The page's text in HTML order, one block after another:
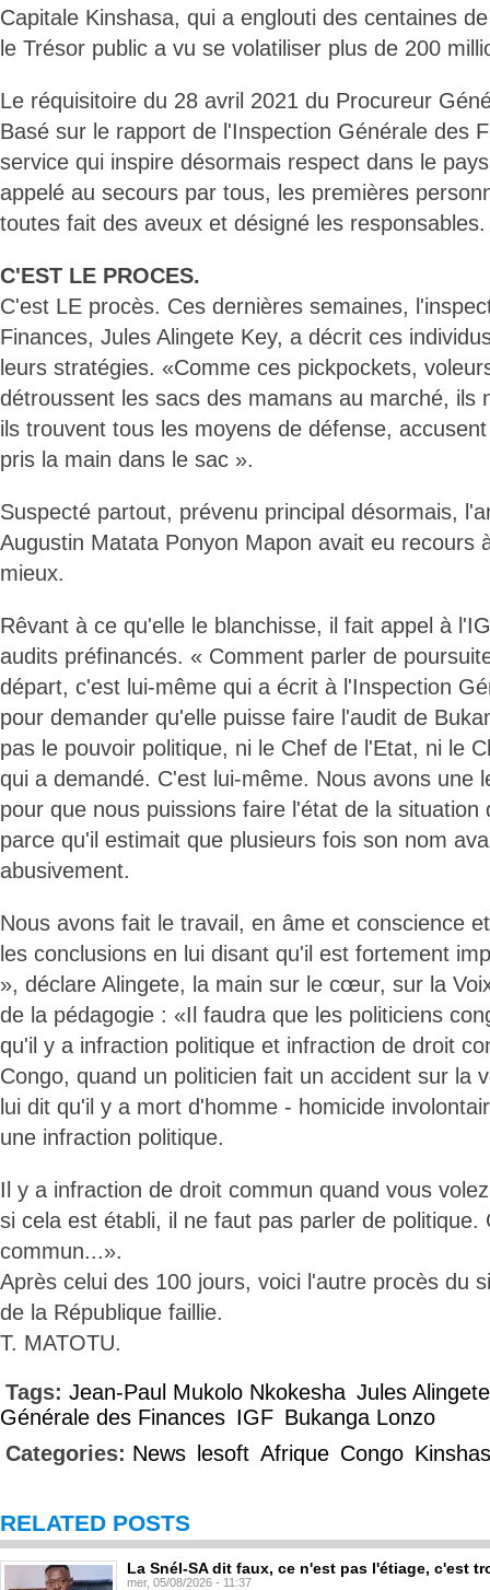
Capitale Kinshasa, qui a englouti des centaines
le Trésor public a vu se volatiliser plus de 200
Le réquisitoire du 28 avril 2021 du Procureur
Basé sur le rapport de l'Inspection Générale des
service qui inspire désormais respect dans le
appelé au secours par tous, les premières
toutes fait des aveux et désigné les responsables.
C'EST LE PROCES.
C'est LE procès. Ces dernières semaines,
Finances, Jules Alingete Key, a décrit ces
leurs stratégies. «Comme ces pickpockets,
détroussent les sacs des mamans au marché, ils
ils trouvent tous les moyens de défense,
pris la main dans le sac ».
Suspecté partout, prévenu principal désormais,
Augustin Matata Ponyon Mapon avait eu recours
mieux.
Rêvant à ce qu'elle le blanchisse, il fait appel à
audits préfinancés. « Comment parler de
départ, c'est lui-même qui a écrit à l'Inspection
pour demander qu'elle puisse faire l'audit de
pas le pouvoir politique, ni le Chef de l'Etat, ni le
qui a demandé. C'est lui-même. Nous avons une
pour que nous puissions faire l'état de la situation
parce qu'il estimait que plusieurs fois son nom
abusivement.
Nous avons fait le travail, en âme et conscience
les conclusions en lui disant qu'il est fortement
», déclare Alingete, la main sur le cœur, sur la
de la pédagogie : «Il faudra que les politiciens
qu'il y a infraction politique et infraction de droit
Congo, quand un politicien fait un accident sur la
lui dit qu'il y a mort d'homme - homicide
une infraction politique.
Il y a infraction de droit commun quand vous
si cela est établi, il ne faut pas parler de politique.
commun...».
Après celui des 100 jours, voici l'autre procès du
de la République faillie.
T. MATOTU.
Tags: Jean-Paul Mukolo Nkokesha Jules
Générale des Finances IGF Bukanga Lonzo
Categories: News lesoft Afrique Congo
RELATED POSTS
La Snél-SA dit faux, ce n'est pas l'étiage, c'est
mer, 05/08/2026 - 11:37